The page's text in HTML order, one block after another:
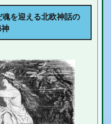
を迎える北欧神話の